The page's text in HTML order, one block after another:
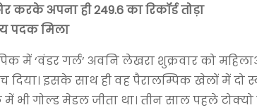
करके अपना ही 249.6 का रिकॉर्ड तोड़ा
पदक मिला
में ‘वंडर गर्ल’ अवनि लेखरा शुक्रवार को
दिया। इसके साथ ही वह पैरालम्पिक खेलों में दो
में भी गोल्ड मेडल जीता था। तीन साल पहले